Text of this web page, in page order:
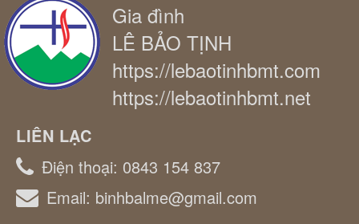
Gia đình
LÊ BẢO TỊNH
https://lebaotinhbmt.com
https://lebaotinhbmt.net
LIÊN LẠC
Điện thoại: 0843 154 837
Email: binhbalme@gmail.com